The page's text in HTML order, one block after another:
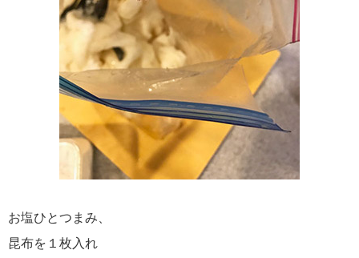
お塩ひとつまみ、
昆布を１枚入れ